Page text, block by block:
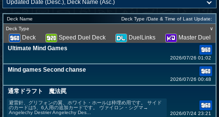
Deck Name
Deck Type /Date & Time of Last Update:
Deck Type
∨
Deck Speed Duel Deck DuelLinks
Master Duel
Ultimate Mind Games
2026/07/26 01:02
Mind games Second chanse
2026/07/26 00:48
通常ドラフト 魔法罠
避雷針、グリフォンの翼、ホワイト・ホールは枠埋め用です。 サイド
のカードは5、6人用の追加カードです。 ヴァイロン・シグマ→
Angelechy Destrier Angelechy Des...
2026/07/24 23:21